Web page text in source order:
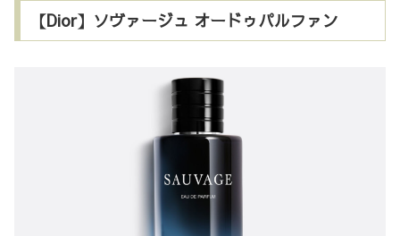
【Dior】ソヴァージュ オードゥパルファン